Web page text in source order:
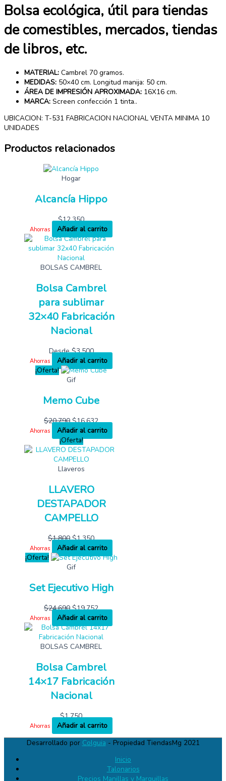
Bolsa ecológica, útil para tiendas
de comestibles, mercados, tiendas
de libros, etc.
MATERIAL: Cambrel 70 gramos.
MEDIDAS: 50×40 cm. Longitud manija: 50 cm.
ÁREA DE IMPRESIÓN APROXIMADA: 16X16 cm.
MARCA: Screen confección 1 tinta..
UBICACION: T-531 FABRICACION NACIONAL VENTA MINIMA 10
UNIDADES
Productos relacionados
Hogar
Alcancía Hippo
$12,350
Ahorras Añadir al carrito
BOLSAS CAMBREL
Bolsa Cambrel
para sublimar
32×40 Fabricación
Nacional
Desde$3,500
Ahorras
Añadir al carrito
¡Oferta!
Gif
Memo Cube
$20,790 $16,632
Ahorras
Añadir al carrito
¡Oferta!
Llaveros
LLAVERO
DESTAPADOR
CAMPELLO
$1,800 $1,350
Ahorras
Añadir al carrito
¡Oferta!
Gif
Set Ejecutivo High
$24,690 $19,752
Ahorras Añadir al carrito
BOLSAS CAMBREL
Bolsa Cambrel
14×17 Fabricación
Nacional
$1,750
Ahorras
Añadir al carrito
Desarrollado por Colguia - Propiedad TiendasMg 2021
Inicio
Talonarios
Precios Manillas y Marquillas